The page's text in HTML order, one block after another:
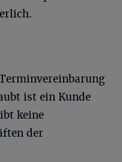
ist ein Kunde
keine
der